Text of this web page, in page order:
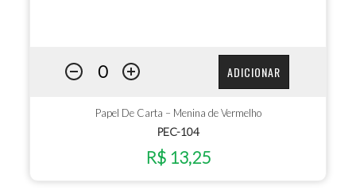
ADICIONAR
Papel De Carta – Menina de Vermelho
PEC-104
R$ 13,25